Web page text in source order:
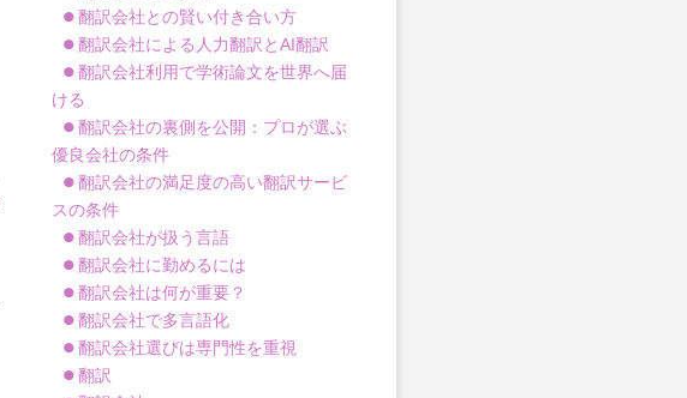
翻訳会社との賢い付き合い方
翻訳会社による人力翻訳とAI翻訳
翻訳会社利用で学術論文を世界へ届
ける
翻訳会社の裏側を公開：プロが選ぶ
優良会社の条件
翻訳会社の満足度の高い翻訳サービ
スの条件
翻訳会社が扱う言語
翻訳会社に勤めるには
翻訳会社は何が重要？
翻訳会社で多言語化
翻訳会社選びは専門性を重視
翻訳